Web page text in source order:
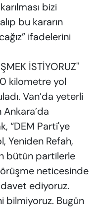
bizi
bu kararın
ifadelerini
İSTİYORUZ"
kilometre yol
Van’da yeterli
“DEM Parti'ye
Yeniden Refah,
bütün partilerle
neticesinde
ediyoruz.
bilmiyoruz. Bugün